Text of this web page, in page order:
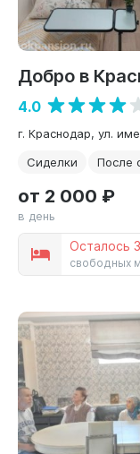
Добро в
4.0
г. Краснодар, ул.
Сиделки
После
Осталось 3
свободных
от 2 000 ₽
в день